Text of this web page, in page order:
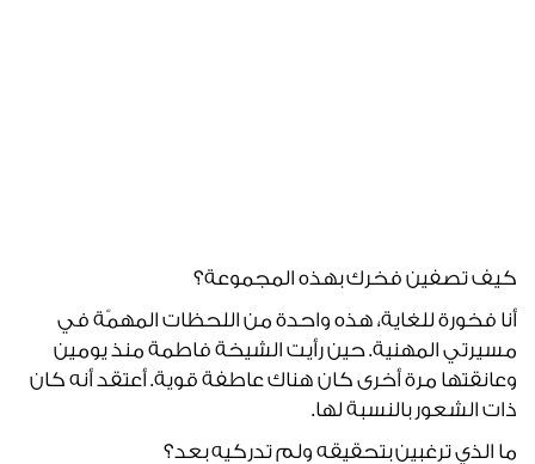
كيف تصفين فخرك بهذه المجموعة؟
أنا فخورة للغاية، هذه واحدة من اللحظات المهمّة في
مسيرتي المهنية. حين رأيت الشيخة فاطمة منذ يومين
وعانقتها مرة أخرى كان هناك عاطفة قوية. أعتقد أنه كان
ذات الشعور بالنسبة لها.
ما الذي ترغبين بتحقيقه ولم تدركيه بعد؟